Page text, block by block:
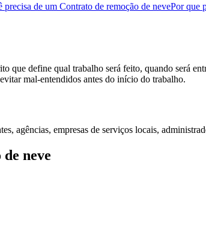
precisa de um Contrato de remoção de nevePor que
que define qual trabalho será feito, quando será
mal-entendidos antes do início do trabalho.
agências, empresas de serviços locais,
neve